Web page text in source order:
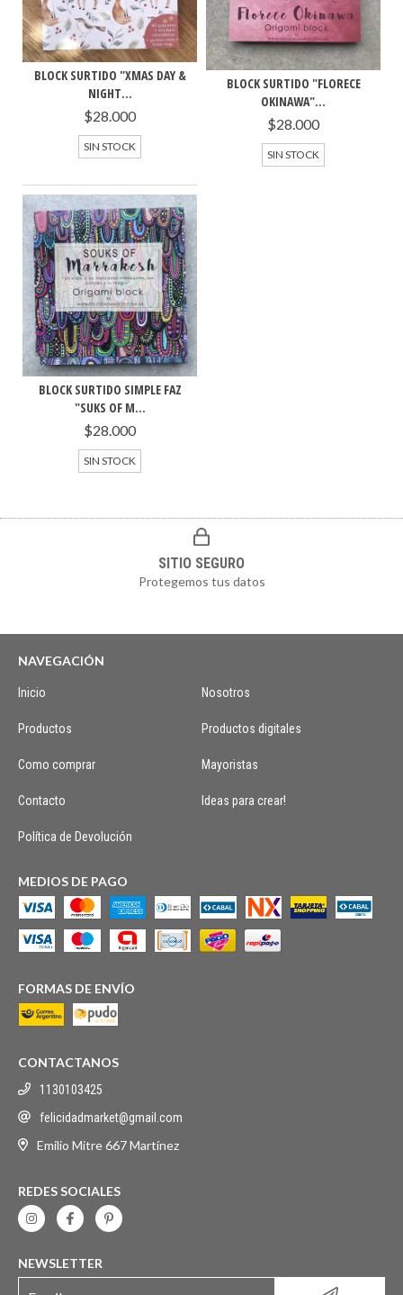
BLOCK SURTIDO "XMAS DAY &
NIGHT...
$28.000
SIN STOCK
BLOCK SURTIDO "FLORECE
OKINAWA"...
$28.000
SIN STOCK
BLOCK SURTIDO SIMPLE FAZ
"SUKS OF M...
$28.000
SIN STOCK
SITIO SEGURO
Protegemos tus datos
NAVEGACIÓN
Inicio Nosotros
Productos Productos digitales
Como comprar Mayoristas
Contacto Ideas para crear!
Política de Devolución
MEDIOS DE PAGO
FORMAS DE ENVÍO
CONTACTANOS
1130103425
felicidadmarket@gmail.com
Emilio Mitre 667 Martínez
REDES SOCIALES
NEWSLETTER